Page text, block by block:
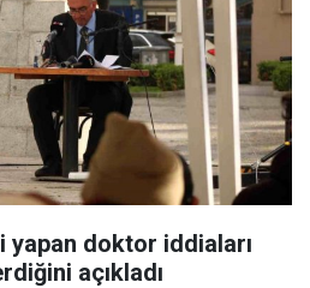
yapan doktor iddiaları
açıkladı